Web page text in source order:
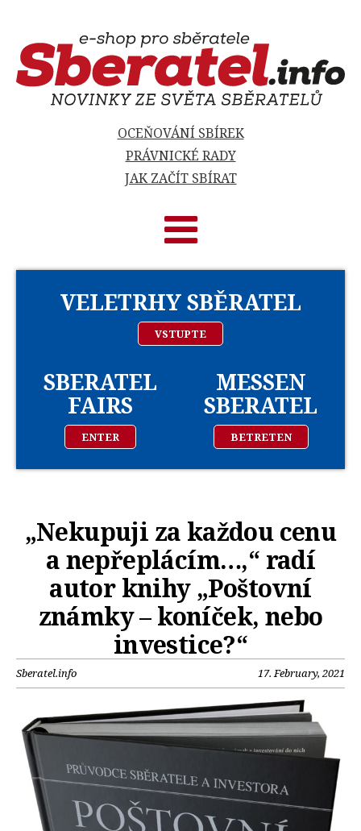
OCEŇOVÁNÍ SBÍREK
PRÁVNICKÉ RADY
JAK ZAČÍT SBÍRAT
VELETRHY SBĚRATEL
VSTUPTE
SBERATEL
FAIRS
ENTER
MESSEN
SBERATEL
BETRETEN
„Nekupuji za každou cenu
a nepřeplácím…,“ radí
autor knihy „Poštovní
známky – koníček, nebo
investice?“
Sberatel.info 17. February, 2021